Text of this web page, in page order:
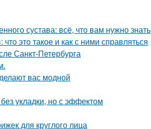
сустава: всё, что вам нужно знать
это такое и как с ними справляться
Санкт-Петербурга
вас модной
укладки, но с эффектом
для круглого лица